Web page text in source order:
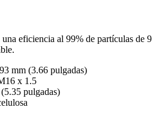
eficiencia al 99% de partículas de 9
mm (3.66 pulgadas)
x 1.5
pulgadas)